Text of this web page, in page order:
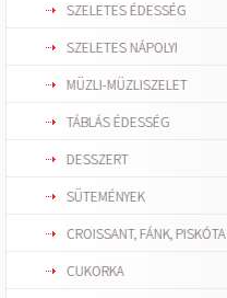
SZELETES ÉDESSÉG
SZELETES NÁPOLYI
MÜZLI-MÜZLISZELET
TÁBLÁS ÉDESSÉG
DESSZERT
SÜTEMÉNYEK
CROISSANT, FÁNK, PISKÓTA
CUKORKA